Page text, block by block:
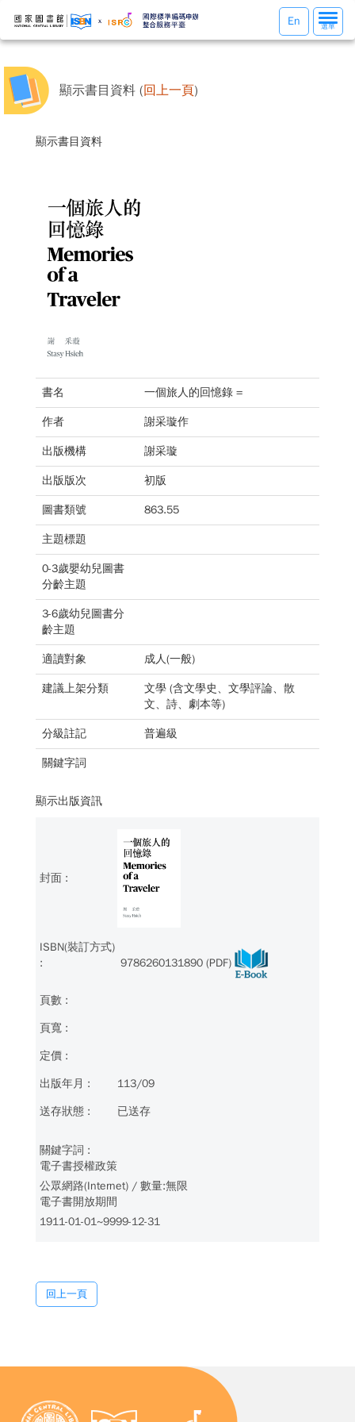
選
單
選單
En
顯示書目資料 (回上一頁)
顯示書目資料
書名 一個旅人的回憶錄 =
作者 謝采璇作
出版機構 謝采璇
出版版次 初版
圖書類號 863.55
主題標題
0-3歲嬰幼兒圖書
分齡主題
3-6歲幼兒圖書分
齡主題
適讀對象 成人(一般)
建議上架分類
文學 (含文學史、文學評論、散
文、詩、劇本等)
分級註記 普遍級
關鍵字詞
顯示出版資訊
9786260131890 (PDF)
113/09
已送存
電子書授權政策
公眾網路(Internet) / 數量:無限
電子書開放期間
1911-01-01~9999-12-31
回上一頁